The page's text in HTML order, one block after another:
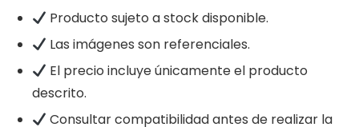
Producto sujeto a stock disponible.
Las imágenes son referenciales.
El precio incluye únicamente el producto
descrito.
Consultar compatibilidad antes de realizar la